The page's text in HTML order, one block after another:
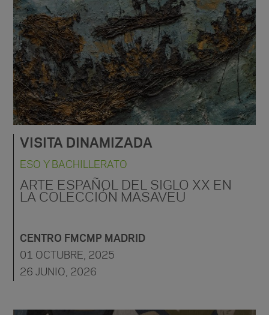
VISITA DINAMIZADA
ESO Y BACHILLERATO
ARTE ESPAÑOL DEL SIGLO XX EN
LA COLECCIÓN MASAVEU
CENTRO FMCMP MADRID
01 OCTUBRE, 2025
26 JUNIO, 2026